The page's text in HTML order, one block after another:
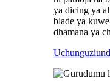
ya dicing ya
blade ya
dhamana ya
Uchunguzi